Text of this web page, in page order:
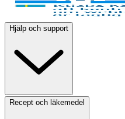
Hjälp och support
Recept och läkemedel